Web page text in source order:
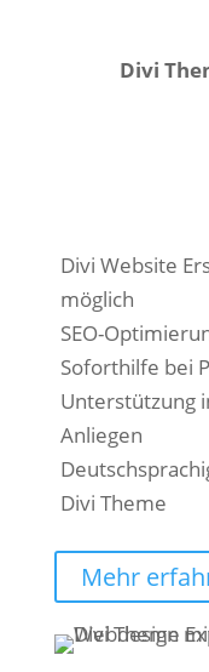
Divi
Divi Website
möglich
SEO-
Soforthilfe bei
Unterstützung
Anliegen
Divi Theme
Mehr